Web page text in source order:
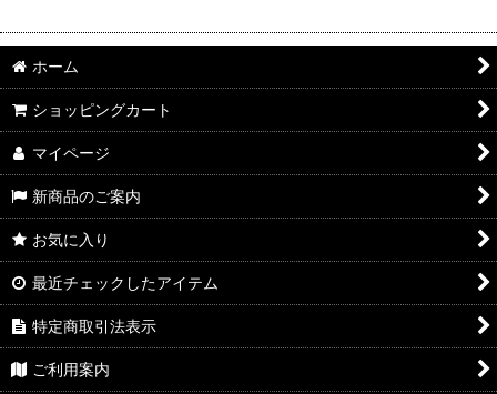
ホーム
ショッピングカート
マイページ
新商品のご案内
お気に入り
最近チェックしたアイテム
特定商取引法表示
ご利用案内